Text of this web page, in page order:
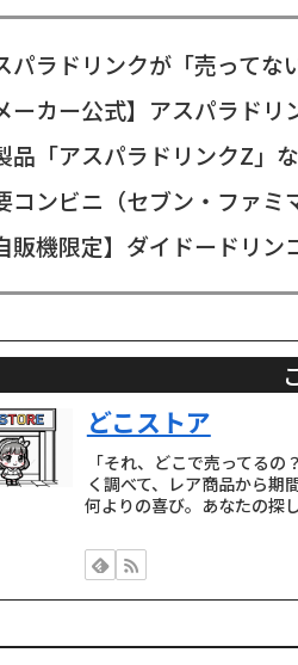
パラドリンクが「売って
ーカー公式】アスパラド
品「アスパラドリンクZ」
コンビニ（セブン・ファ
販機限定】ダイドードリン
どこストア
「それ、どこで売ってる
く調べて、レア商品から期
何よりの喜び。あなたの探